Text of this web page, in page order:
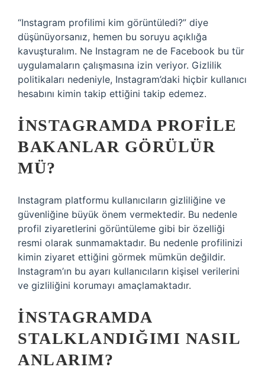
“Instagram profilimi kim görüntüledi?” diye
düşünüyorsanız, hemen bu soruyu açıklığa
kavuşturalım. Ne Instagram ne de Facebook bu tür
uygulamaların çalışmasına izin veriyor. Gizlilik
politikaları nedeniyle, Instagram’daki hiçbir kullanıcı
hesabını kimin takip ettiğini takip edemez.
İNSTAGRAMDA PROFILE
BAKANLAR GÖRÜLÜR
MÜ?
Instagram platformu kullanıcıların gizliliğine ve
güvenliğine büyük önem vermektedir. Bu nedenle
profil ziyaretlerini görüntüleme gibi bir özelliği
resmi olarak sunmamaktadır. Bu nedenle profilinizi
kimin ziyaret ettiğini görmek mümkün değildir.
Instagram’ın bu ayarı kullanıcıların kişisel verilerini
ve gizliliğini korumayı amaçlamaktadır.
İNSTAGRAMDA
STALKLANDIĞIMI NASIL
ANLARIM?